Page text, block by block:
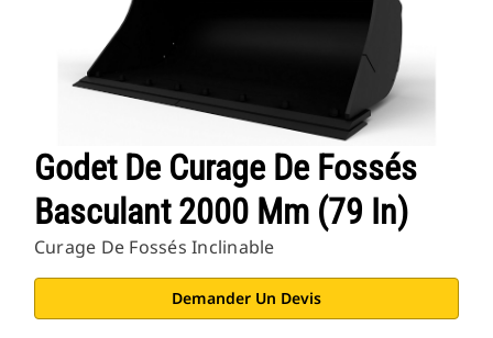
Godet De Curage De Fossés
Basculant 2000 Mm (79 In)
Curage De Fossés Inclinable
Demander Un Devis